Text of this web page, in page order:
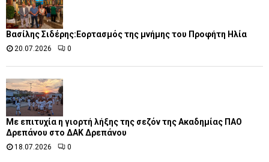
Βασίλης Σιδέρης:Εορτασμός της μνήμης του Προφήτη Ηλία
20.07.2026 0
Με επιτυχία η γιορτή λήξης της σεζόν της Ακαδημίας ΠΑΟ
Δρεπάνου στο ΔΑΚ Δρεπάνου
18.07.2026 0